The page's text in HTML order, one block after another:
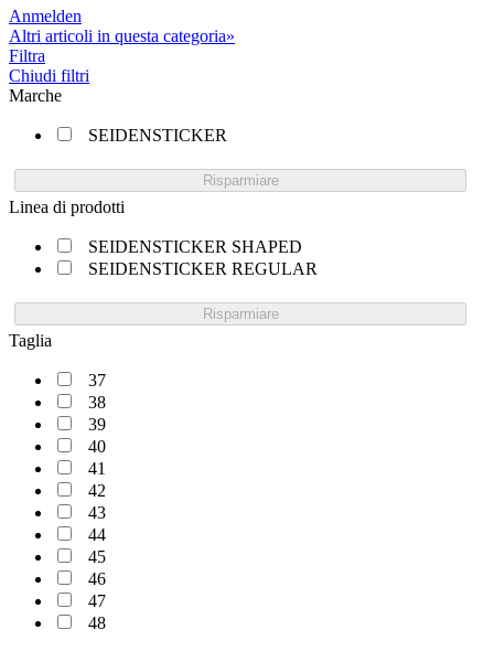
Anmelden
Altri articoli in questa categoria»
Filtra
Chiudi filtri
Marche
SEIDENSTICKER
Risparmiare
Linea di prodotti
SEIDENSTICKER SHAPED
SEIDENSTICKER REGULAR
Risparmiare
Taglia
37
38
39
40
41
42
43
44
45
46
47
48